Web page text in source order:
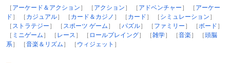
［ アーケード＆アクション ］ ［ アクション ］ ［ アドベンチャー ］ ［ アーケー
ド ］ ［ カジュアル］ ［ カード＆カジノ ］ ［ カード ］ ［ シミュレーション ］
［ ストラテジー ］ ［ スポーツ ゲーム ］ ［パズル］ ［ ファミリー ］ ［ボード ］
［ ミニゲーム ］ ［ レース ］ ［ ロールプレイング］ ［雑学］ ［音楽］ ［頭脳
系］ ［音楽＆リズム ］ ［ ウィジェット ］